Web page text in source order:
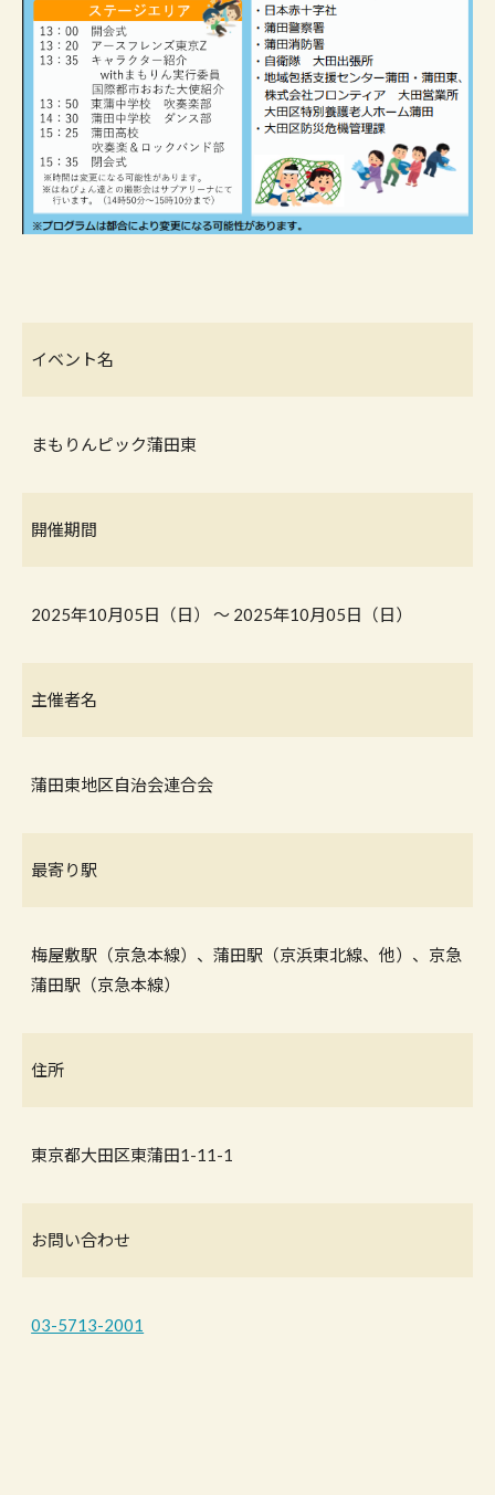
イベント名
まもりんピック蒲田東
開催期間
2025年10月05日（日） 〜 2025年10月05日（日）
主催者名
蒲田東地区自治会連合会
最寄り駅
梅屋敷駅（京急本線）、蒲田駅（京浜東北線、他）、京急
蒲田駅（京急本線）
住所
東京都大田区東蒲田1-11-1
お問い合わせ
03-5713-2001